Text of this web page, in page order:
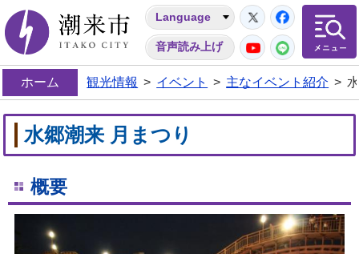
潮来市
Language
音声読み上げ
Twitter
YouTube
LINE
ホーム 観光情報 > イベント > 主なイベント紹介 >
水郷潮来 月まつり
概要